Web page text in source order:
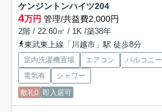
ケンジントンハイツ204
4万円 管理/共益費2,000円
2階 / 22.60㎡ / 1K /築38年
東武東上線「川越市」駅 徒歩8分
室内洗濯機置場 エアコン バルコニー
電気有
シャワー
敷礼0 即入居可